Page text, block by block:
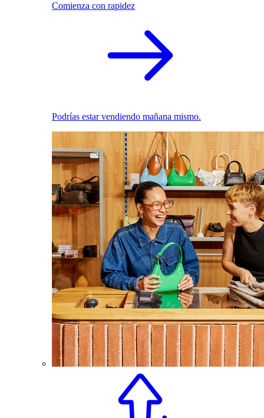
Comienza con rapidez
Podrías estar vendiendo mañana mismo.